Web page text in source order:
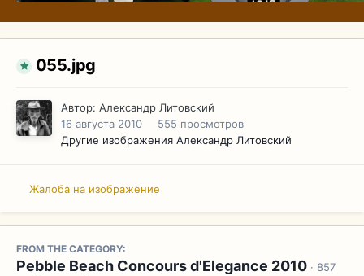
055.jpg
Автор: Александр Литовский
16 августа 2010
555 просмотров
Другие изображения Александр Литовский
Жалоба на изображение
FROM THE CATEGORY:
Pebble Beach Concours d'Elegance 2010 · 857